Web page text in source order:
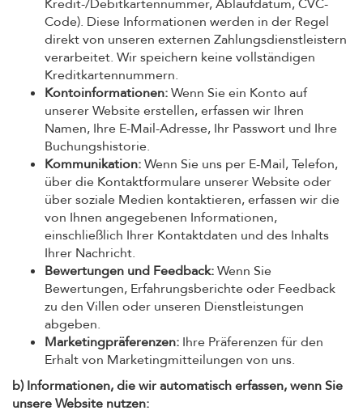
Kredit-/Debitkartennummer, Ablaufdatum, CVC-
Code). Diese Informationen werden in der Regel
direkt von unseren externen Zahlungsdienstleistern
verarbeitet. Wir speichern keine vollständigen
Kreditkartennummern.
Kontoinformationen:Wenn Sie ein Konto auf
unserer Website erstellen, erfassen wir Ihren
Namen, Ihre E-Mail-Adresse, Ihr Passwort und Ihre
Buchungshistorie.
Kommunikation:Wenn Sie uns per E-Mail, Telefon,
über die Kontaktformulare unserer Website oder
über soziale Medien kontaktieren, erfassen wir die
von Ihnen angegebenen Informationen,
einschließlich Ihrer Kontaktdaten und des Inhalts
Ihrer Nachricht.
Bewertungen und Feedback:Wenn Sie
Bewertungen, Erfahrungsberichte oder Feedback
zu den Villen oder unseren Dienstleistungen
abgeben.
Marketingpräferenzen: Ihre Präferenzen für den
Erhalt von Marketingmitteilungen von uns.
b) Informationen, die wir automatisch erfassen, wenn Sie
unsere Website nutzen: